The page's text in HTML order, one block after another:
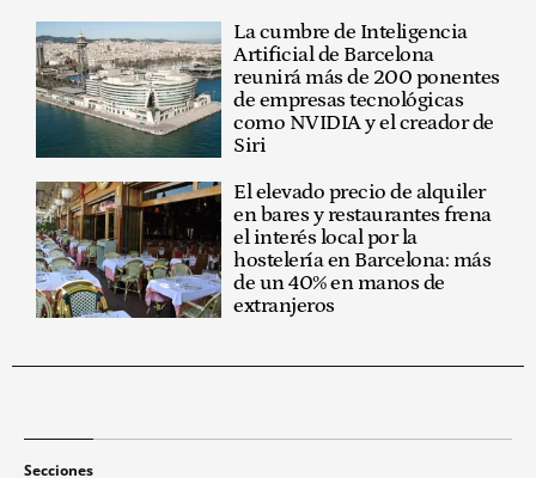
La cumbre de Inteligencia
Artificial de Barcelona
reunirá más de 200 ponentes
de empresas tecnológicas
como NVIDIA y el creador de
Siri
El elevado precio de alquiler
en bares y restaurantes frena
el interés local por la
hostelería en Barcelona: más
de un 40% en manos de
extranjeros
Secciones